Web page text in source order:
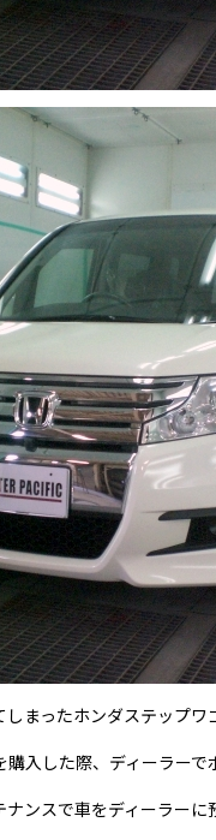
まったホンダステップ
入した際、ディーラー
ンスで車をディーラー